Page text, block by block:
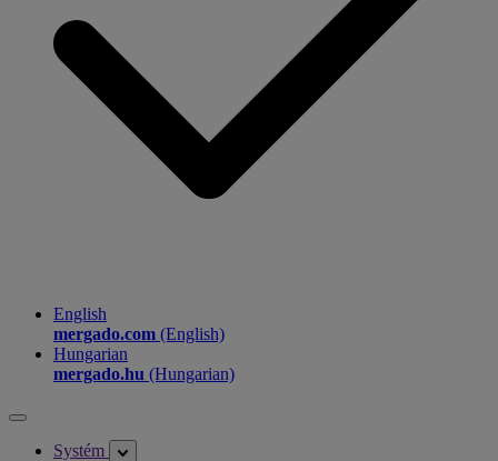
English
mergado.com (English)
Hungarian
mergado.hu (Hungarian)
Systém